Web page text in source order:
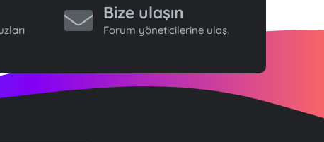
Bize ulaşın
Forum yöneticilerine ulaş.